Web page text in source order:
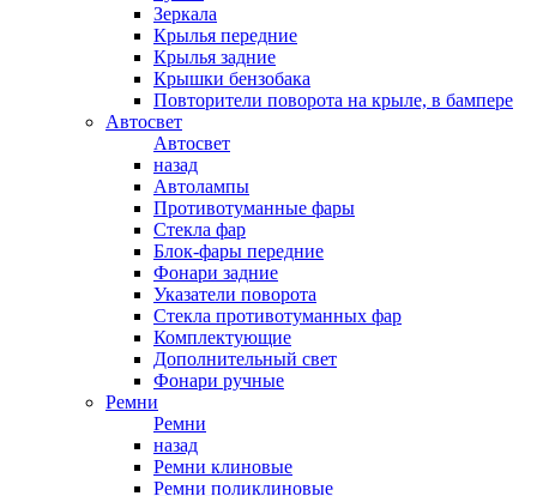
Зеркала
Крылья передние
Крылья задние
Крышки бензобака
Повторители поворота на крыле, в бампере
Автосвет
Автосвет
назад
Автолампы
Противотуманные фары
Стекла фар
Блок-фары передние
Фонари задние
Указатели поворота
Стекла противотуманных фар
Комплектующие
Дополнительный свет
Фонари ручные
Ремни
Ремни
назад
Ремни клиновые
Ремни поликлиновые